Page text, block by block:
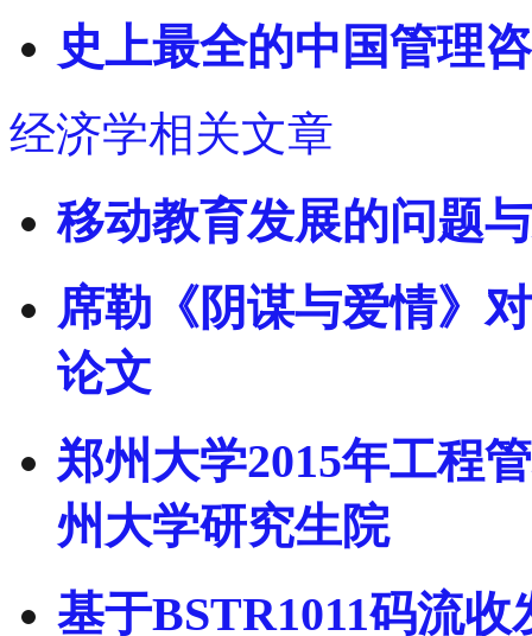
史上最全的中国管理
经济学相关文章
移动教育发展的问题
席勒《阴谋与爱情》
论文
郑州大学2015年工程
州大学研究生院
基于BSTR1011码流